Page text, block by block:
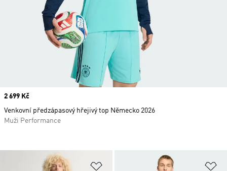
Přidat do seznamu přání
Price
2 699 Kč
Venkovní předzápasový hřejivý top Německo 2026
Muži Performance